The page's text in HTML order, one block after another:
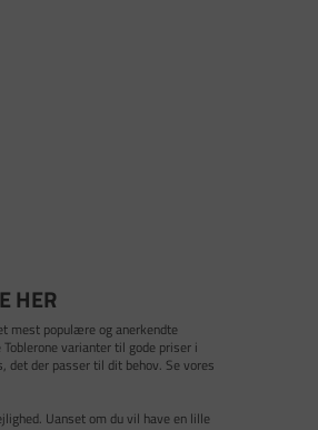
HER
mest populære og anerkendte
varianter til gode priser i
det der passer til dit behov. Se vores
Uanset om du vil have en lille